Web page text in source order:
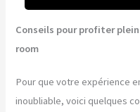
Conseils pour profiter
room
Pour que votre expérience
inoubliable, voici quelques